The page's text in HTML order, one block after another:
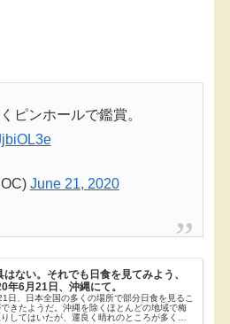
ピンホールで鑑賞。
June 21, 2020
はない。それでも日食を見てみよう、
年6月21日、沖縄にて。
日、日本全国の多くの場所で部分日食を見るこ
できたようだ。沖縄を除くほとんどの地域で梅
してはいたが、運良く晴れのところが多く、